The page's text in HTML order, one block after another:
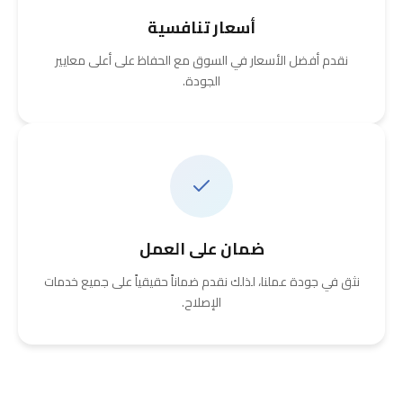
أسعار تنافسية
نقدم أفضل الأسعار في السوق مع الحفاظ على أعلى معايير
الجودة.
ضمان على العمل
نثق في جودة عملنا، لذلك نقدم ضماناً حقيقياً على جميع خدمات
الإصلاح.